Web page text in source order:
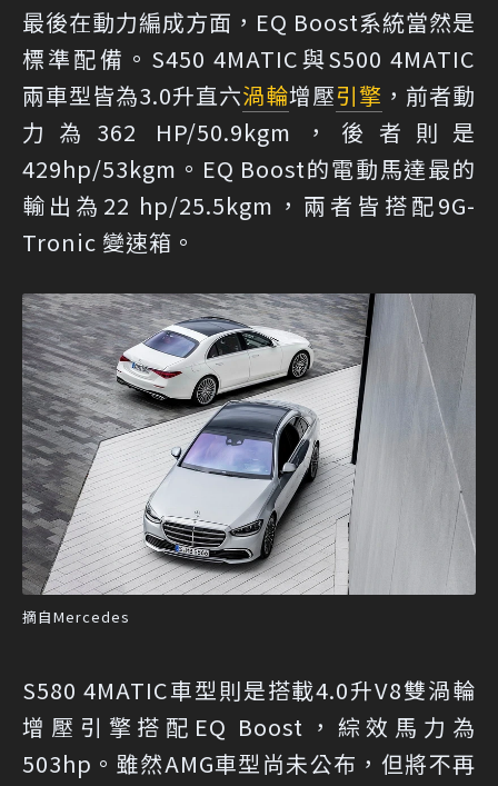
最後在動力編成方面，EQ Boost系統當然是
標準配備。S450 4MATIC與S500 4MATIC
兩車型皆為3.0升直六渦輪增壓引擎 ，前者動
力為362 HP/50.9kgm，後者則是
429hp/53kgm。EQ Boost的電動馬達最的
輸出為22 hp/25.5kgm，兩者皆搭配9G-
Tronic 變速箱。
摘自Mercedes
S580 4MATIC車型則是搭載4.0升V8雙渦輪
增壓引擎搭配EQ Boost，綜效馬力為
503hp。雖然AMG車型尚未公布，但將不再